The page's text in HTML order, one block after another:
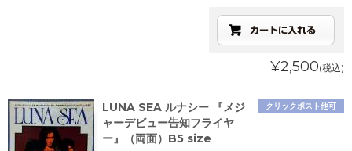
¥2,500(税込)
クリックポスト他可
LUNA SEA ルナシー 『メジ
ャーデビュー告知フライヤ
ー』（両面）B5 size